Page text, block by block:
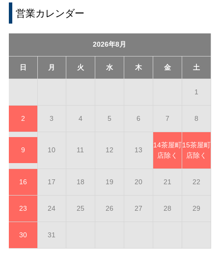
営業カレンダー
2026年8月
日 月 火 水 木 金 土
1
2 3 4 5 6 7 8
9 10 11 12 13
14茶屋町
店除く
15茶屋町
店除く
16 17 18 19 20 21 22
23 24 25 26 27 28 29
30 31